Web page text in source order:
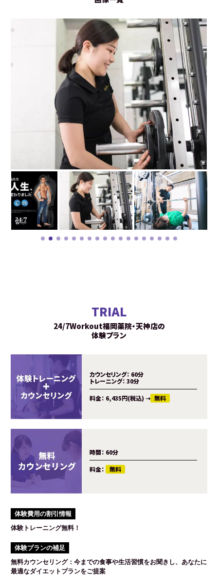
TRIAL
24/7Workout福岡薬院・天神店の
体験プラン
カウンセリング： 60分
トレーニング： 30分
料金： 6,435円(税込)⇢ 無料
時間： 60分
料金： 無料
体験費用の割引情報
体験トレーニング無料！
体験プランの補足
無料カウンセリング：今までの食事や生活習慣をお聞きし、あなたに
最適なダイエットプランをご提案